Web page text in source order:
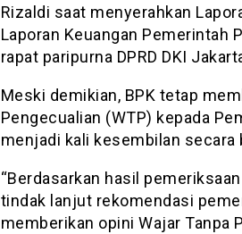
Rizaldi saat menyerahkan
Laporan Keuangan Pemerintah
rapat paripurna DPRD DKI
Meski demikian, BPK tetap
Pengecualian (WTP) kepada
menjadi kali kesembilan
“Berdasarkan hasil
tindak lanjut rekomendasi
memberikan opini Wajar Tanpa